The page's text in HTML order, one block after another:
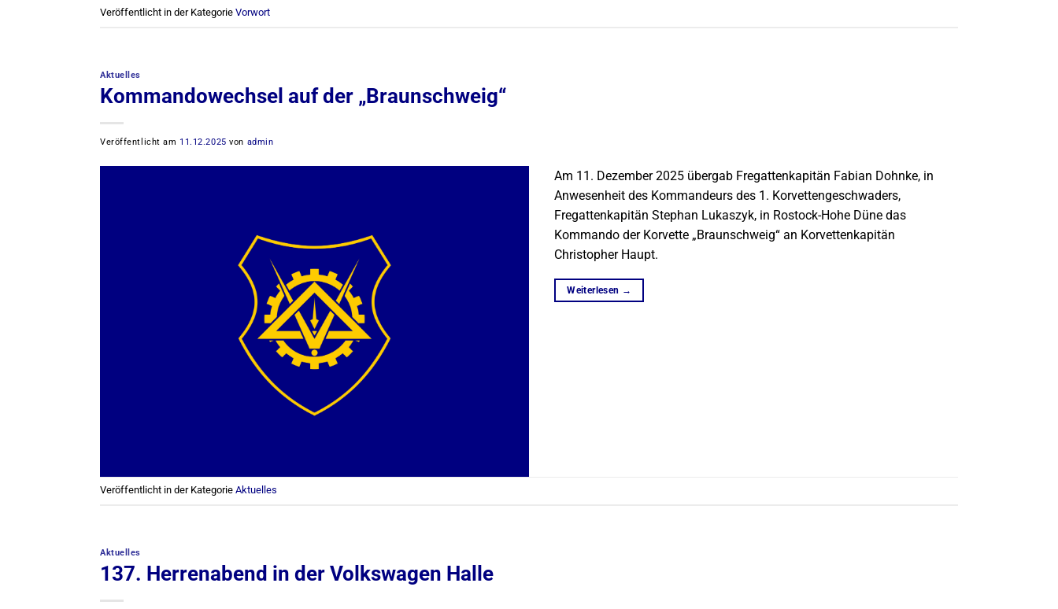
Veröffentlicht in der Kategorie Vorwort
Aktuelles
Kommandowechsel auf der „Braunschweig“
Veröffentlicht am 11.12.2025 von admin
Am 11. Dezember 2025 übergab Fregattenkapitän Fabian Dohnke, in
Anwesenheit des Kommandeurs des 1. Korvettengeschwaders,
Fregattenkapitän Stephan Lukaszyk, in Rostock-Hohe Düne das
Kommando der Korvette „Braunschweig“ an Korvettenkapitän
Christopher Haupt.
Weiterlesen →
Veröffentlicht in der Kategorie Aktuelles
Aktuelles
137. Herrenabend in der Volkswagen Halle